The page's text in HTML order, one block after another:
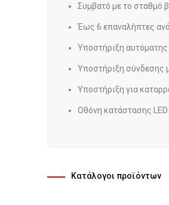
Συμβατό με το σταθμό
Έως 6 επαναλήπτες
Υποστήριξη
Υποστήριξη σύνδεσης
Υποστήριξη για
Οθόνη κατάστασης LED
Κατάλογοι προϊόντων